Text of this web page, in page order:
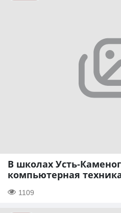
В школах Усть-
компьютерная
1109